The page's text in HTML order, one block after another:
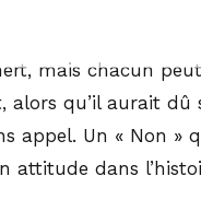
mais chacun
qu’il aurait
appel. Un « Non »
attitude dans